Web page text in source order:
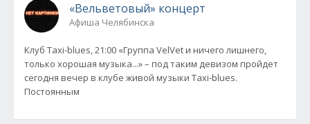
«Вельветовый» концерт
Афиша Челябинска
Клуб Taxi-blues, 21:00 «Группа VelVet и ничего лишнего,
только хорошая музыка...» – под таким девизом пройдет
сегодня вечер в клубе живой музыки Taxi-blues.
Постоянным